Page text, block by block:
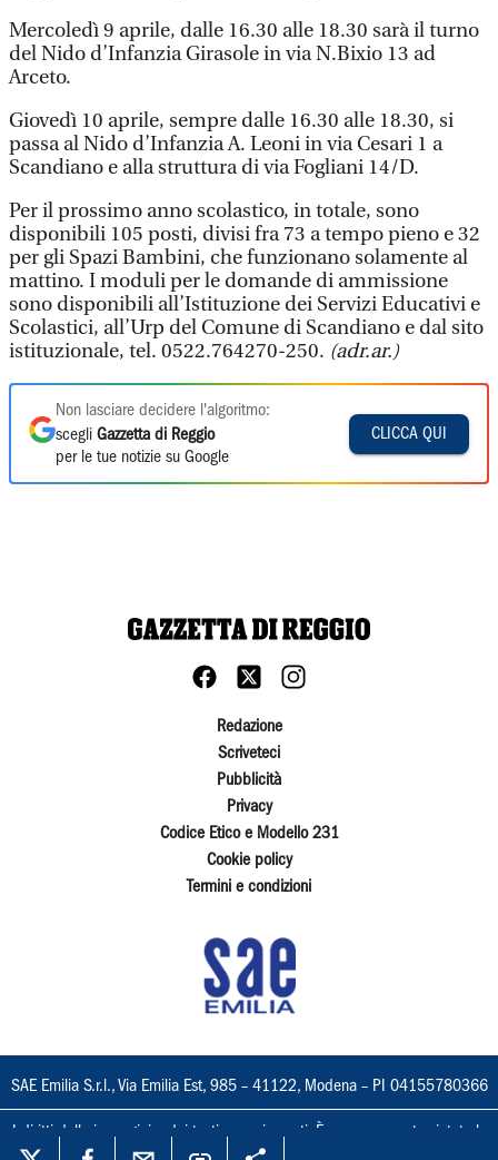
Mercoledì 9 aprile, dalle 16.30 alle 18.30 sarà il turno
del Nido d’Infanzia Girasole in via N.Bixio 13 ad
Arceto.
Giovedì 10 aprile, sempre dalle 16.30 alle 18.30, si
passa al Nido d’Infanzia A. Leoni in via Cesari 1 a
Scandiano e alla struttura di via Fogliani 14/D.
Per il prossimo anno scolastico, in totale, sono
disponibili 105 posti, divisi fra 73 a tempo pieno e 32
per gli Spazi Bambini, che funzionano solamente al
mattino. I moduli per le domande di ammissione
sono disponibili all’Istituzione dei Servizi Educativi e
Scolastici, all’Urp del Comune di Scandiano e dal sito
istituzionale, tel. 0522.764270-250. (adr.ar.)
Non lasciare decidere l'algoritmo:
scegli Gazzetta di Reggio
per le tue notizie su Google
CLICCA QUI
Redazione
Scriveteci
Pubblicità
Privacy
Codice Etico e Modello 231
Cookie policy
Termini e condizioni
SAE Emilia S.r.l., Via Emilia Est, 985 – 41122, Modena – PI 04155780366
I diritti delle immagini e dei testi sono riservati. È espressamente vietata la